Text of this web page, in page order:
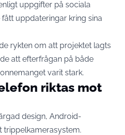
uppgifter på sociala
uppdateringar kring sina
rykten om att projektet lagts
att efterfrågan på både
varit stark.
riktas mot
design, Android-
trippelkamerasystem.